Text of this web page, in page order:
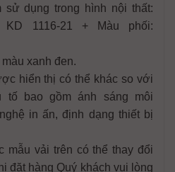
sử dụng trong hình nội thất:
KD 1116-21 + Màu phối:
xanh đen.
hiển thị có thể khác so với
tố bao gồm ánh sáng môi
in ấn, định dạng thiết bị
mẫu vải trên có thể thay đổi
đặt hàng Quý khách vui lòng